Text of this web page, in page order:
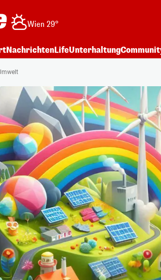
Wien 29°
NachrichtenLifeUnterhaltung